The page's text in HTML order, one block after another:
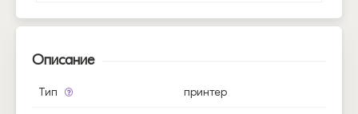
Описание
Тип принтер